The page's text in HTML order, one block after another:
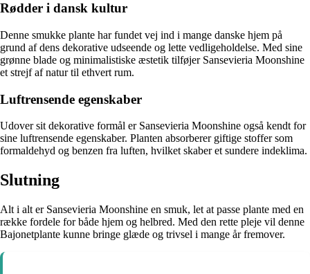
Rødder i dansk kultur
Denne smukke plante har fundet vej ind i mange danske hjem på
grund af dens dekorative udseende og lette vedligeholdelse. Med sine
grønne blade og minimalistiske æstetik tilføjer Sansevieria Moonshine
et strejf af natur til ethvert rum.
Luftrensende egenskaber
Udover sit dekorative formål er Sansevieria Moonshine også kendt for
sine luftrensende egenskaber. Planten absorberer giftige stoffer som
formaldehyd og benzen fra luften, hvilket skaber et sundere indeklima.
Slutning
Alt i alt er Sansevieria Moonshine en smuk, let at passe plante med en
række fordele for både hjem og helbred. Med den rette pleje vil denne
Bajonetplante kunne bringe glæde og trivsel i mange år fremover.